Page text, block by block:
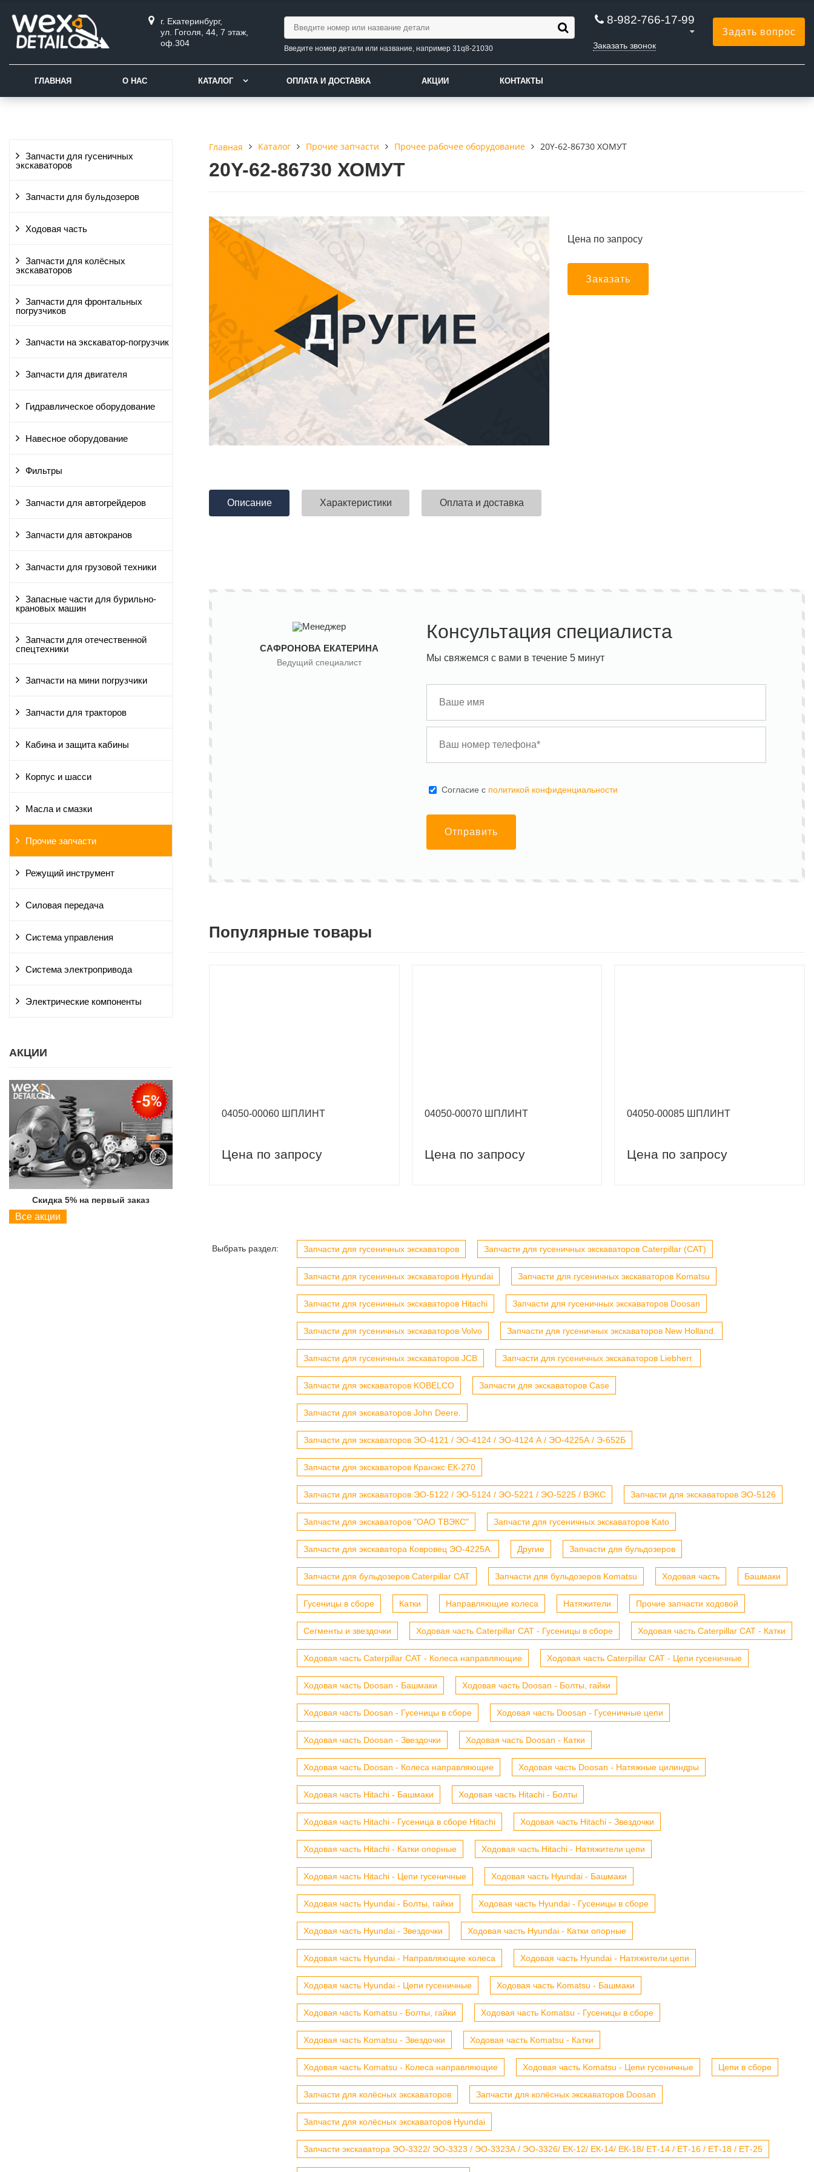
г. Екатеринбург,
ул. Гоголя, 44, 7 этаж,
оф.304
Введите номер детали или название, например 31q8-21030
8-982-766-17-99
Заказать звонок
Задать вопрос
ГЛАВНАЯ О НАС КАТАЛОГ ОПЛАТА И ДОСТАВКА АКЦИИ КОНТАКТЫ
Запчасти для гусеничных
экскаваторов
Запчасти для бульдозеров
Ходовая часть
Запчасти для колёсных
экскаваторов
Запчасти для фронтальных
погрузчиков
Запчасти на экскаватор-погрузчик
Запчасти для двигателя
Гидравлическое оборудование
Навесное оборудование
Фильтры
Запчасти для автогрейдеров
Запчасти для автокранов
Запчасти для грузовой техники
Запасные части для бурильно-
крановых машин
Запчасти для отечественной
спецтехники
Запчасти на мини погрузчики
Запчасти для тракторов
Кабина и защита кабины
Корпус и шасси
Масла и смазки
Прочие запчасти
Режущий инструмент
Силовая передача
Система управления
Система электропривода
Электрические компоненты
АКЦИИ
Скидка 5% на первый заказ
Все акции
Главная Каталог Прочие запчасти Прочее рабочее оборудование 20Y-62-86730 ХОМУТ
20Y-62-86730 ХОМУТ
Цена по запросу
Заказать
Описание Характеристики Оплата и доставка
САФРОНОВА ЕКАТЕРИНА
Ведущий специалист
Консультация специалиста
Мы свяжемся с вами в течение 5 минут
Cогласие с политикой конфиденциальности
Отправить
Популярные товары
04050-00060 ШПЛИНТ
Цена по запросу
04050-00070 ШПЛИНТ
Цена по запросу
04050-00085 ШПЛИНТ
Цена по запросу
Выбрать раздел: Запчасти для гусеничных экскаваторов Запчасти для гусеничных экскаваторов Caterpillar (CAT)
Запчасти для гусеничных экскаваторов Hyundai Запчасти для гусеничных экскаваторов Komatsu
Запчасти для гусеничных экскаваторов Hitachi Запчасти для гусеничных экскаваторов Doosan
Запчасти для гусеничных экскаваторов Volvo Запчасти для гусеничных экскаваторов New Holland.
Запчасти для гусеничных экскаваторов JCB Запчасти для гусеничных экскаваторов Liebherr.
Запчасти для экскаваторов KOBELCO Запчасти для экскаваторов Case
Запчасти для экскаваторов John Deere.
Запчасти для экскаваторов ЭО-4121 / ЭО-4124 / ЭО-4124 А / ЭО-4225А / Э-652Б
Запчасти для экскаваторов Кранэкс ЕК-270
Запчасти для экскаваторов ЭО-5122 / ЭО-5124 / ЭО-5221 / ЭО-5225 / ВЭКС Запчасти для экскаваторов ЭО-5126
Запчасти для экскаваторов "ОАО ТВЭКС" Запчасти для гусеничных экскаваторов Kato
Запчасти для экскаватора Ковровец ЭО-4225А. Другие Запчасти для бульдозеров
Запчасти для бульдозеров Caterpillar CAT Запчасти для бульдозеров Komatsu Ходовая часть Башмаки
Гусеницы в сборе Катки Направляющие колеса Натяжители Прочие запчасти ходовой
Сегменты и звездочки Ходовая часть Caterpillar CAT - Гусеницы в сборе Ходовая часть Caterpillar CAT - Катки
Ходовая часть Caterpillar CAT - Колеса направляющие Ходовая часть Caterpillar CAT - Цепи гусеничные
Ходовая часть Doosan - Башмаки Ходовая часть Doosan - Болты, гайки
Ходовая часть Doosan - Гусеницы в сборе Ходовая часть Doosan - Гусеничные цепи
Ходовая часть Doosan - Звездочки Ходовая часть Doosan - Катки
Ходовая часть Doosan - Колеса направляющие Ходовая часть Doosan - Натяжные цилиндры
Ходовая часть Hitachi - Башмаки Ходовая часть Hitachi - Болты
Ходовая часть Hitachi - Гусеница в сборе Hitachi Ходовая часть Hitachi - Звездочки
Ходовая часть Hitachi - Катки опорные Ходовая часть Hitachi - Натяжители цепи
Ходовая часть Hitachi - Цепи гусеничные Ходовая часть Hyundai - Башмаки
Ходовая часть Hyundai - Болты, гайки Ходовая часть Hyundai - Гусеницы в сборе
Ходовая часть Hyundai - Звездочки Ходовая часть Hyundai - Катки опорные
Ходовая часть Hyundai - Направляющие колеса Ходовая часть Hyundai - Натяжители цепи
Ходовая часть Hyundai - Цепи гусеничные Ходовая часть Komatsu - Башмаки
Ходовая часть Komatsu - Болты, гайки Ходовая часть Komatsu - Гусеницы в сборе
Ходовая часть Komatsu - Звездочки Ходовая часть Komatsu - Катки
Ходовая часть Komatsu - Колеса направляющие Ходовая часть Komatsu - Цепи гусеничные Цепи в сборе
Запчасти для колёсных экскаваторов Запчасти для колёсных экскаваторов Doosan
Запчасти для колёсных экскаваторов Hyundai
Запчасти экскаватора ЭО-3322/ ЭО-3323 / ЭО-3323А / ЭО-3326/ ЕК-12/ ЕК-14/ ЕК-18/ ЕТ-14 / ЕТ-16 / ЕТ-18 / ЕТ-25